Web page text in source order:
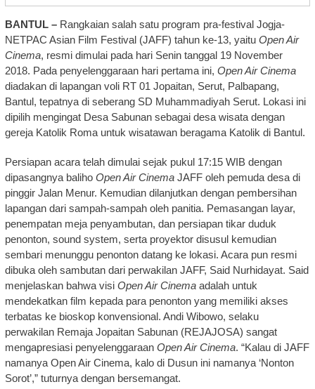
BANTUL –Rangkaian salah satu program pra-festival Jogja-
NETPAC Asian Film Festival (JAFF) tahun ke-13, yaitu Open Air
Cinema, resmi dimulai pada hari Senin tanggal 19 November
2018. Pada penyelenggaraan hari pertama ini, Open Air Cinema
diadakan di lapangan voli RT 01 Jopaitan, Serut, Palbapang,
Bantul, tepatnya di seberang SD Muhammadiyah Serut. Lokasi ini
dipilih mengingat Desa Sabunan sebagai desa wisata dengan
gereja Katolik Roma untuk wisatawan beragama Katolik di Bantul.
Persiapan acara telah dimulai sejak pukul 17:15 WIB dengan
dipasangnya baliho Open Air CinemaJAFF oleh pemuda desa di
pinggir Jalan Menur. Kemudian dilanjutkan dengan pembersihan
lapangan dari sampah-sampah oleh panitia. Pemasangan layar,
penempatan meja penyambutan, dan persiapan tikar duduk
penonton, sound system, serta proyektor disusul kemudian
sembari menunggu penonton datang ke lokasi. Acara pun resmi
dibuka oleh sambutan dari perwakilan JAFF, Said Nurhidayat. Said
menjelaskan bahwa visi Open Air Cinemaadalah untuk
mendekatkan film kepada para penonton yang memiliki akses
terbatas ke bioskop konvensional. Andi Wibowo, selaku
perwakilan Remaja Jopaitan Sabunan (REJAJOSA) sangat
mengapresiasi penyelenggaraan Open Air Cinema. “Kalau di JAFF
namanya Open Air Cinema, kalo di Dusun ini namanya ‘Nonton
Sorot’,” tuturnya dengan bersemangat.